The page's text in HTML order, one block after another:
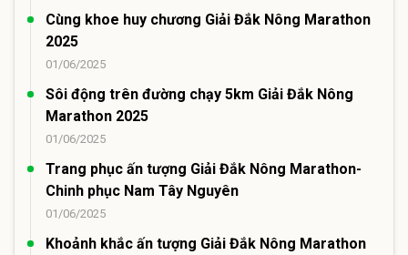
Cùng khoe huy chương Giải Đắk Nông Marathon
2025
01/06/2025
Sôi động trên đường chạy 5km Giải Đắk Nông
Marathon 2025
01/06/2025
Trang phục ấn tượng Giải Đắk Nông Marathon-
Chinh phục Nam Tây Nguyên
01/06/2025
Khoảnh khắc ấn tượng Giải Đắk Nông Marathon